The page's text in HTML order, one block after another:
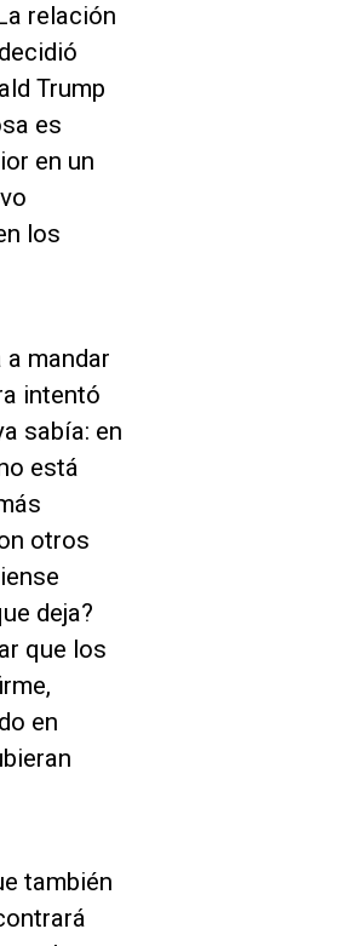
relación
Trump
es
en un
los
mandar
intentó
sabía: en
está
otros
deja?
que los
en
también